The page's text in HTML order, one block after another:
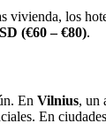
vivienda, los
(€60 – €80).
En Vilnius, un
En